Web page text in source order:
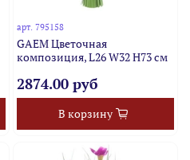
арт. 795158
GAEM Цветочная
композиция, L26 W32 H73 см
2874.00 руб
В корзину